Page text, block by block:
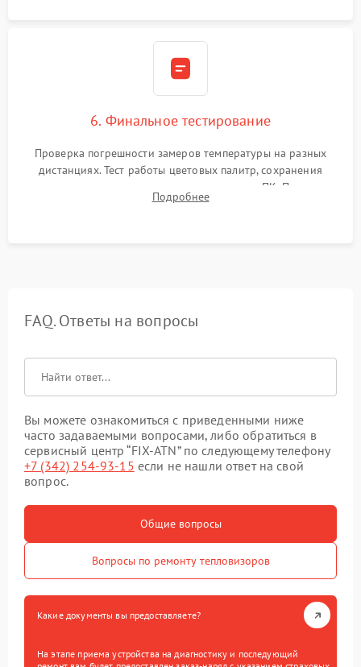
6. Финальное тестирование
Проверка погрешности замеров температуры на разных
дистанциях. Тест работы цветовых палитр, сохранения
термограмм в память и передачи данных на ПК. Проверка
автономности работы и итоговый контроль качества.
Подробнее
FAQ. Ответы на вопросы
Вы можете ознакомиться с приведенными ниже
часто задаваемыми вопросами, либо обратиться в
сервисный центр “FIX-ATN” по следующему телефону
+7 (342) 254-93-15 если не нашли ответ на свой
вопрос.
Общие вопросы
Вопросы по ремонту тепловизоров
Какие документы вы предоставляете?
На этапе приема устройства на диагностику и последующий